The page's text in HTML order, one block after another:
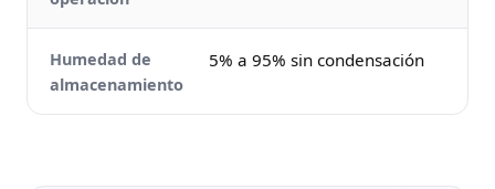
Humedad de
almacenamiento
5% a 95% sin condensación